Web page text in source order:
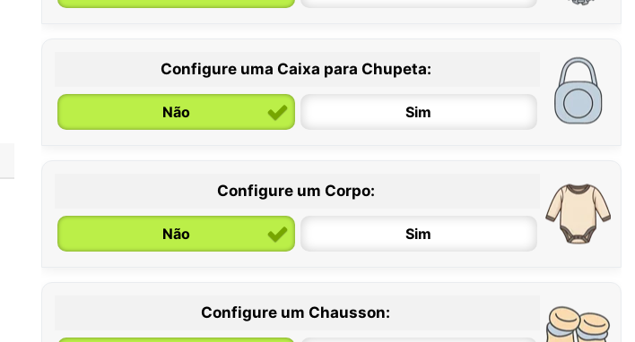
Configure uma Caixa para Chupeta:
Não Sim
Configure um Corpo:
Não Sim
6 / 12 meses 12 / 18 meses
Configure um Chausson: